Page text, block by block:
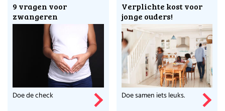
9 vragen voor
zwangeren
Doe de check
Verplichte kost voor
jonge ouders!
Doe samen iets leuks.